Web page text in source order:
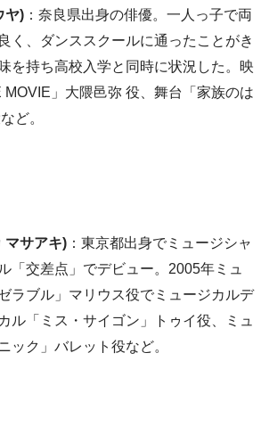
ヤ) ：奈良県出身の俳優。一人っ子で両
く、ダンススクールに通ったことがき
を持ち高校入学と同時に状況した。映
」大隈邑弥 役、舞台「家族のは
ど。
マサアキ) ：東京都出身でミュージシャ
「交差点」でデビュー。2005年ミュ
ラブル」マリウス役でミュージカルデ
ル「ミス・サイゴン」トゥイ役、ミュ
ック」バレット役など。